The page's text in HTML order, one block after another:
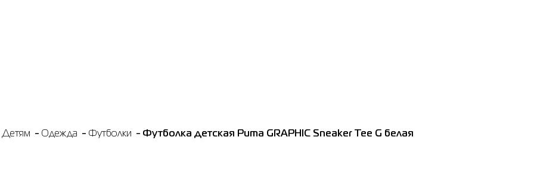
Детям Одежда Футболки Футболка детская Puma GRAPHIC Sneaker Tee G белая